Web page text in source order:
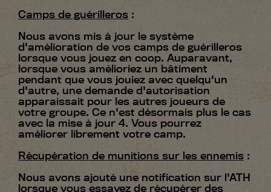
Camps de guérilleros :
Nous avons mis à jour le système
d'amélioration de vos camps de guérilleros
lorsque vous jouez en coop. Auparavant,
lorsque vous amélioriez un bâtiment
pendant que vous jouiez avec quelqu'un
d'autre, une demande d'autorisation
apparaissait pour les autres joueurs de
votre groupe. Ce n'est désormais plus le cas
avec la mise à jour 4. Vous pourrez
améliorer librement votre camp.
Récupération de munitions sur les ennemis :
Nous avons ajouté une notification sur l'ATH
lorsque vous essayez de récupérer des